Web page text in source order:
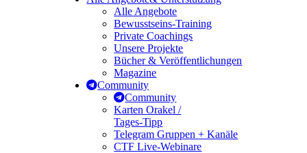
Alle Angebote
Bewusstseins-Training
Private Coachings
Unsere Projekte
Bücher & Veröffentlichungen
Magazine
Community
Community
Karten Orakel /
Tages-Tipp
Telegram Gruppen + Kanäle
CTF Live-Webinare